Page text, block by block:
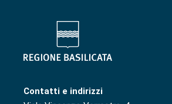
Contatti e indirizzi